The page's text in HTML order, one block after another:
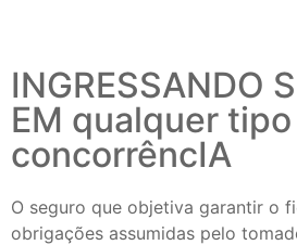
INGRESSANDO
EM qualquer
concorrêncIA
O seguro que objetiva garantir o
obrigações assumidas pelo